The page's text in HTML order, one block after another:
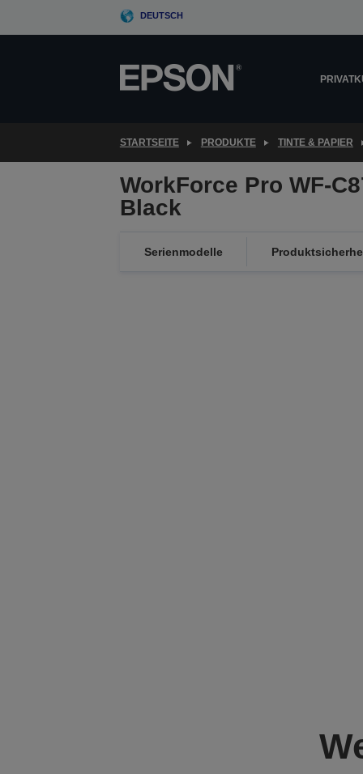
DEUTSCH
STARTSEITE PRODUKTE TINTE & PAPIER
WorkForce Pro WF-
Black
Serienmodelle